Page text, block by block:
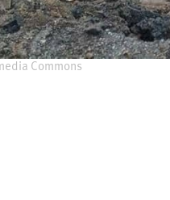
Commons